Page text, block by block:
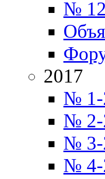
№
2017
№ 1-
№ 2-
№ 3-
№ 4-